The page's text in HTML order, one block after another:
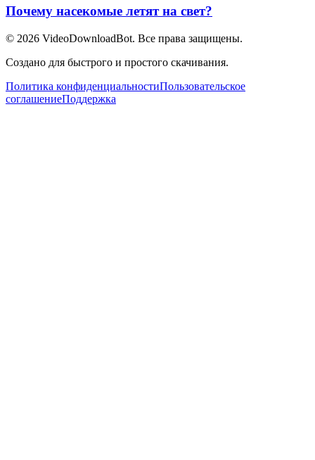
Почему насекомые летят на свет?
© 2026 VideoDownloadBot. Все права защищены.
Создано для быстрого и простого скачивания.
Политика конфиденциальностиПользовательское
соглашениеПоддержка